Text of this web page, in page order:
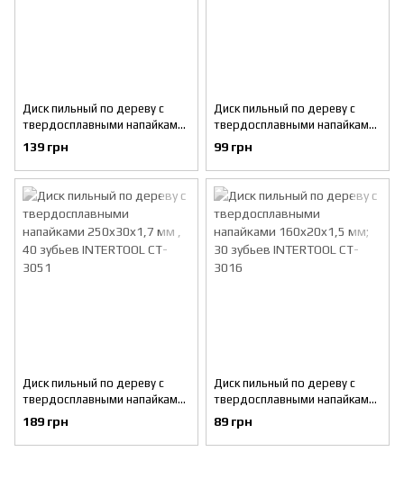
Диск пильный по дереву с
твердосплавными напайками
210x30x1,5 мм; 40 зубьев
INTERTOOL CT-3023
139 грн
Диск пильный по дереву с
твердосплавными напайками
185x20x1,5 мм; 18 зубьев
INTERTOOL CT-3040
99 грн
Диск пильный по дереву с
твердосплавными напайками
250x30x1,7 мм , 40 зубьев
INTERTOOL CT-3051
189 грн
Диск пильный по дереву с
твердосплавными напайками
160x20x1,5 мм; 30 зубьев
INTERTOOL CT-3016
89 грн